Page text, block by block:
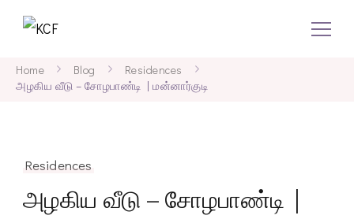
KCF
Home Blog
Residences
அழகிய வீடு – சோழபாண்டி | மன்னார்குடி
Residences
அழகிய வீடு – சோழபாண்டி |